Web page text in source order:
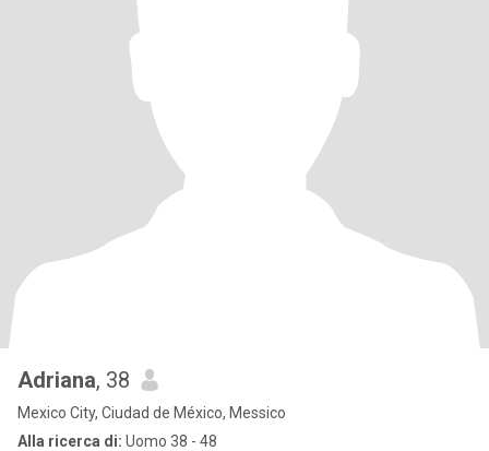
Adriana, 38
Mexico City, Ciudad de México, Messico
Alla ricerca di: Uomo 38 - 48